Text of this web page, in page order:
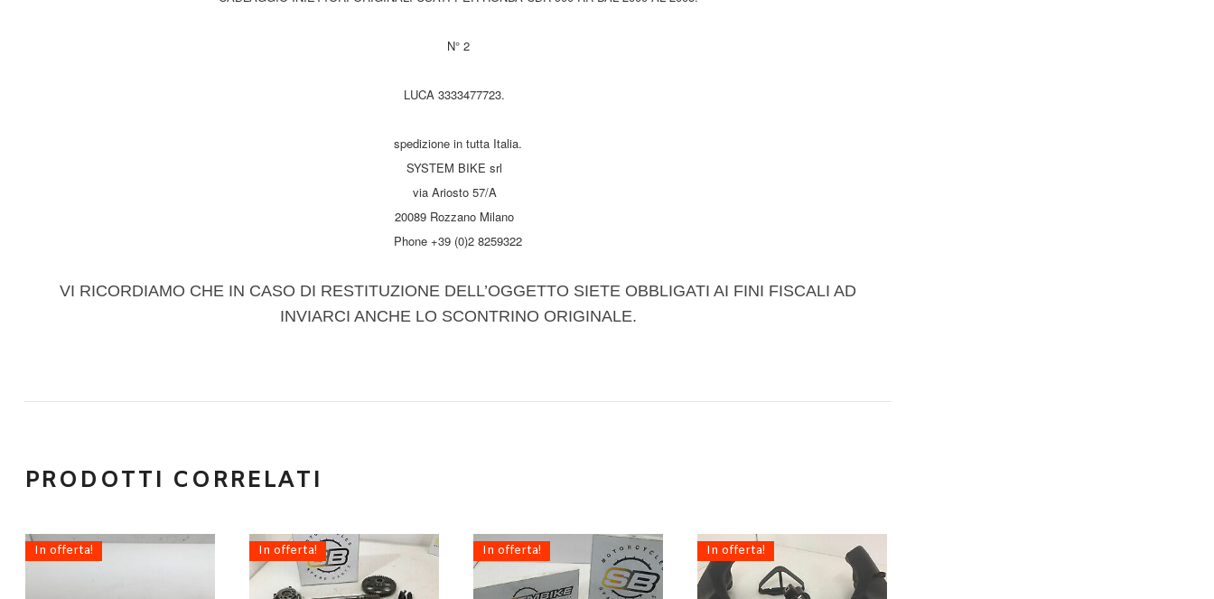
N° 2
LUCA 3333477723.
spedizione in tutta Italia.
SYSTEM BIKE srl
via Ariosto 57/A
20089 Rozzano Milano
Phone +39 (0)2 8259322
VI RICORDIAMO CHE IN CASO DI RESTITUZIONE DELL’OGGETTO SIETE OBBLIGATI AI FINI FISCALI AD
INVIARCI ANCHE LO SCONTRINO ORIGINALE.
PRODOTTI CORRELATI
In offerta! In offerta! In offerta! In offerta!